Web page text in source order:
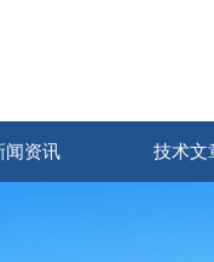
闻资讯 技术文